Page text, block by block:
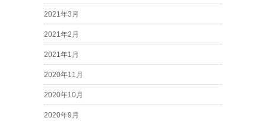
2021年3月
2021年2月
2021年1月
2020年11月
2020年10月
2020年9月